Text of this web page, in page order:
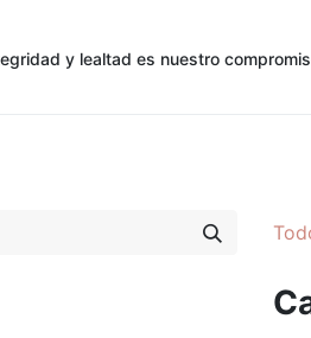
y lealtad es nuestro